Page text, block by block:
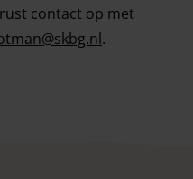
contact op met
.